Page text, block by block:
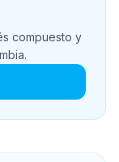
compuesto y